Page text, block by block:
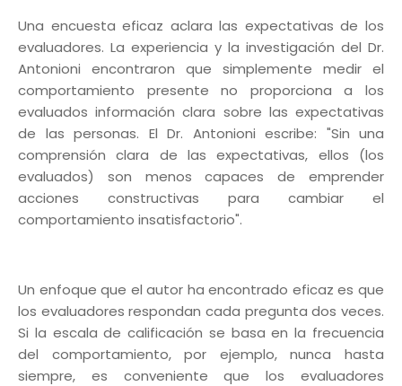
Una encuesta eficaz aclara las expectativas de los
evaluadores. La experiencia y la investigación del Dr.
Antonioni encontraron que simplemente medir el
comportamiento presente no proporciona a los
evaluados información clara sobre las expectativas
de las personas. El Dr. Antonioni escribe: "Sin una
comprensión clara de las expectativas, ellos (los
evaluados) son menos capaces de emprender
acciones constructivas para cambiar el
comportamiento insatisfactorio".
Un enfoque que el autor ha encontrado eficaz es que
los evaluadores respondan cada pregunta dos veces.
Si la escala de calificación se basa en la frecuencia
del comportamiento, por ejemplo, nunca hasta
siempre, es conveniente que los evaluadores